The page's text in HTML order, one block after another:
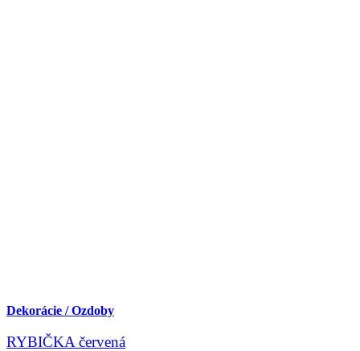
Dekorácie / Ozdoby
RYBIČKA červená